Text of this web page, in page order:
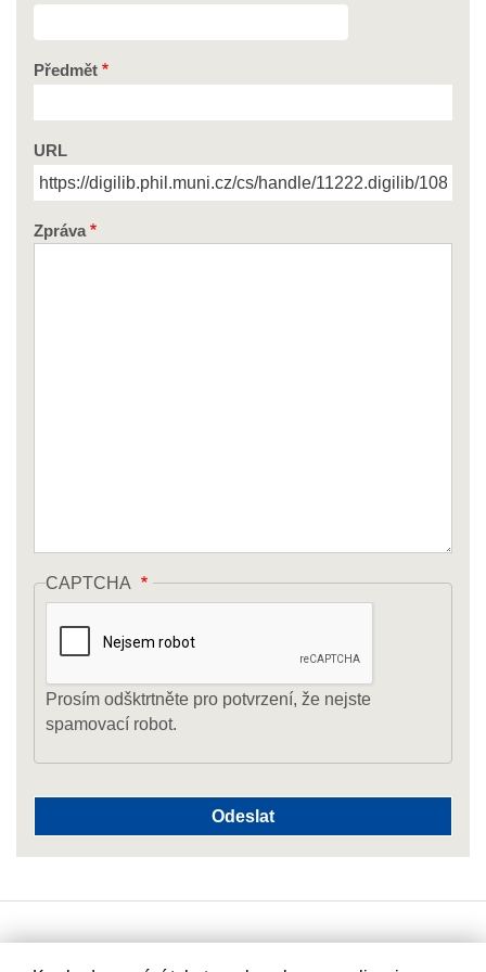
Předmět
URL
Zpráva
CAPTCHA
Prosím odšktrtněte pro potvrzení, že nejste
spamovací robot.